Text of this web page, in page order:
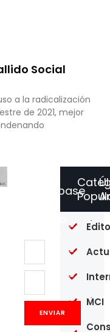
Social
a la radicalización
de 2021, mejor
MCI
Suscríbase
ENVIAR